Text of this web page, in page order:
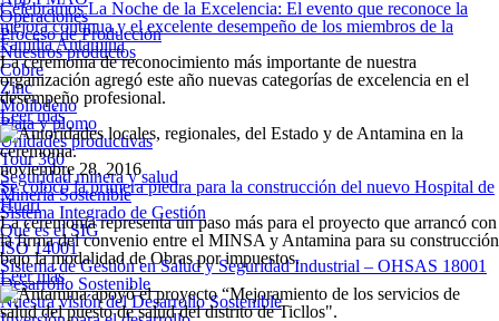
Operaciones
Proceso de Producción
Nuestros productos
Cobre
Zinc
Molibdeno
Plata y plomo
Unidades productivas
Tour 360
Seguridad minera y salud
Minería Sostenible
Sistema Integrado de Gestión
Qué es el SIG
ISO 14001
Sistema de Gestión en Salud y Seguridad Industrial – OHSAS 18001
Desarrollo Sostenible
Nuestra visión del Desarrollo Sostenible
Celebramos La Noche de la Excelencia: El evento que reconoce la
mejora continua y el excelente desempeño de los miembros de la
Familia Antamina
La ceremonia de reconocimiento más importante de nuestra
organización agregó este año nuevas categorías de excelencia en el
desempeño profesional.
Leer más
noviembre 28, 2016
Se colocó la primera piedra para la construcción del nuevo Hospital de
Huari
La ceremonia representa un paso más para el proyecto que arrancó con
la firma del convenio entre el MINSA y Antamina para su construcción
bajo la modalidad de Obras por impuestos.
Leer más